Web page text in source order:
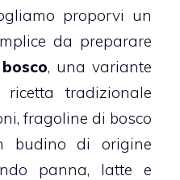
proporvi un
da preparare
, una variante
tradizionale
fragoline di bosco
budino di origine
panna, latte e